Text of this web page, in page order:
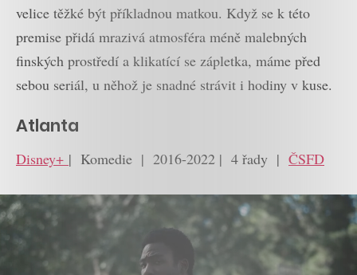
velice těžké být příkladnou matkou. Když se k této
premise přidá mrazivá atmosféra méně malebných
finských prostředí a klikatící se zápletka, máme před
sebou seriál, u něhož je snadné strávit i hodiny v kuse.
Atlanta
Disney+ | Komedie | 2016-2022 | 4 řady | ČSFD